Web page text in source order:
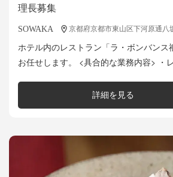
理長募集
SOWAKA
ホテル内のレストラン「ラ・ボンバンス
お任せします。 <具合的な業務内容> ・レストラン副料理長と
詳細を見る